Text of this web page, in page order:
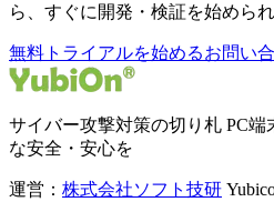
ら、すぐに開発・検証を始められ
無料トライアルを始めるお問い
サイバー攻撃対策の切り札 PC
な安全・安心を
運営： 株式会社ソフト技研